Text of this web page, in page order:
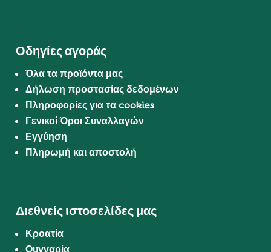
Οδηγίες αγοράς
Όλα τα προϊόντα μας
Δήλωση προστασίας δεδομένων
Πληροφορίες για τα cookies
Γενικοί Όροι Συναλλαγών
Εγγύηση
Πληρωμή και αποστολή
Διεθνείς ιστοσελίδες μας
Κροατία
Ουγγαρία